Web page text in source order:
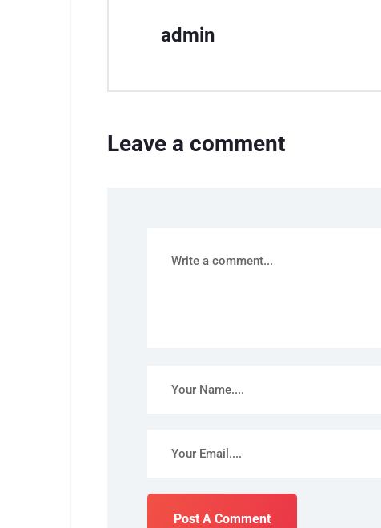
admin
Leave a comment